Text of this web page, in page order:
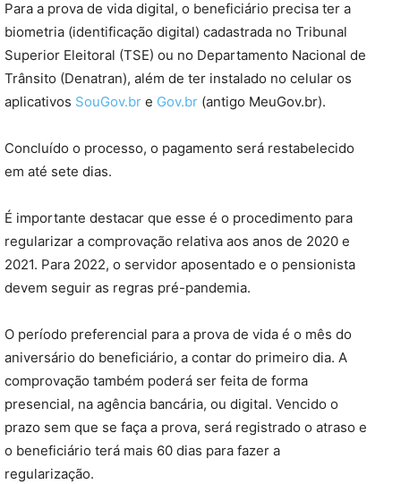
Para a prova de vida digital, o beneficiário precisa ter a
biometria (identificação digital) cadastrada no Tribunal
Superior Eleitoral (TSE) ou no Departamento Nacional de
Trânsito (Denatran), além de ter instalado no celular os
aplicativos SouGov.br e Gov.br (antigo MeuGov.br).
Concluído o processo, o pagamento será restabelecido
em até sete dias.
É importante destacar que esse é o procedimento para
regularizar a comprovação relativa aos anos de 2020 e
2021. Para 2022, o servidor aposentado e o pensionista
devem seguir as regras pré-pandemia.
O período preferencial para a prova de vida é o mês do
aniversário do beneficiário, a contar do primeiro dia. A
comprovação também poderá ser feita de forma
presencial, na agência bancária, ou digital. Vencido o
prazo sem que se faça a prova, será registrado o atraso e
o beneficiário terá mais 60 dias para fazer a
regularização.